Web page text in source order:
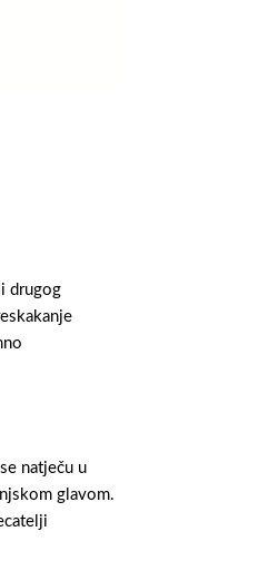
drugog
natječu u
glavom.